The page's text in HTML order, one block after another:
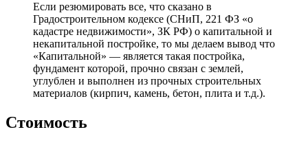
Если резюмировать все, что сказано в
Градостроительном кодексе (СНиП, 221 ФЗ «о
кадастре недвижимости», ЗК РФ) о капитальной и
некапитальной постройке, то мы делаем вывод что
«Капитальной» — является такая постройка,
фундамент которой, прочно связан с землей,
углублен и выполнен из прочных строительных
материалов (кирпич, камень, бетон, плита и т.д.).
Стоимость